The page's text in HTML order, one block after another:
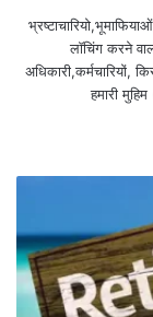
लॉचिंग करने
अधिकारी,कर्मचारियों,
हमारी